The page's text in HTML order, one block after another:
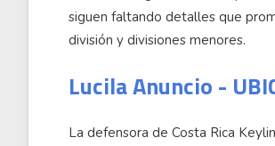
siguen faltando detalles que
división y divisiones menores.
Lucila Anuncio -
La defensora de Costa Rica